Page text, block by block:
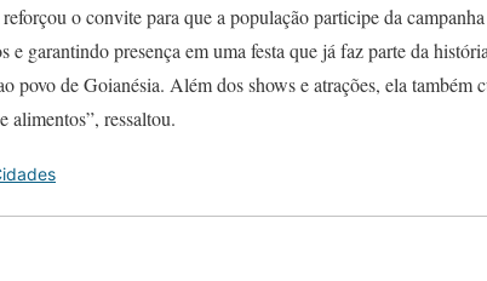
o convite para que a população participe da
e garantindo presença em uma festa que já faz parte da
povo de Goianésia. Além dos shows e atrações, ela
alimentos”, ressaltou.